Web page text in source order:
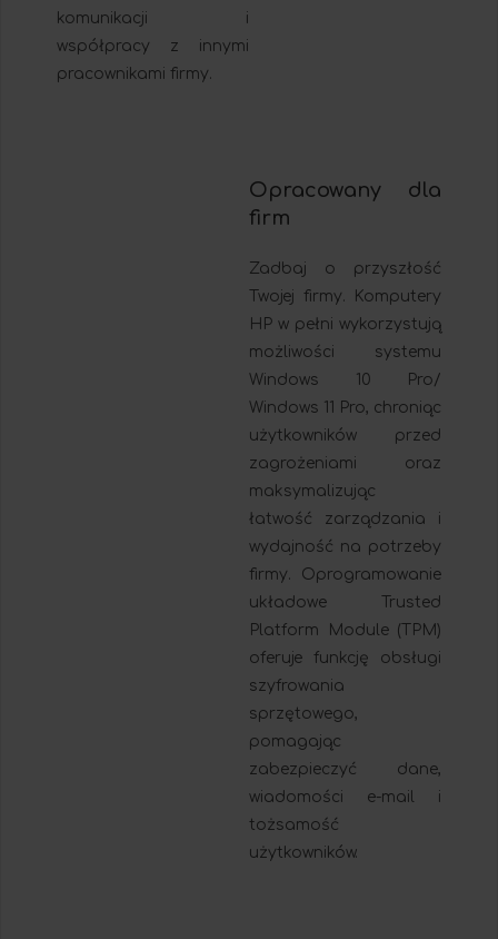
komunikacji i
współpracy z innymi
pracownikami firmy.
Opracowany dla
firm
Zadbaj o przyszłość
Twojej firmy. Komputery
HP w pełni wykorzystują
możliwości systemu
Windows 10 Pro/
Windows 11 Pro, chroniąc
użytkowników przed
zagrożeniami oraz
maksymalizując
łatwość zarządzania i
wydajność na potrzeby
firmy. Oprogramowanie
układowe Trusted
Platform Module (TPM)
oferuje funkcję obsługi
szyfrowania
sprzętowego,
pomagając
zabezpieczyć dane,
wiadomości e-mail i
tożsamość
użytkowników.